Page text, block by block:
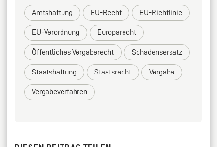
Amtshaftung EU-Recht EU-Richtlinie
EU-Verordnung Europarecht
Öffentliches Vergaberecht Schadensersatz
Staatshaftung Staatsrecht Vergabe
Vergabeverfahren